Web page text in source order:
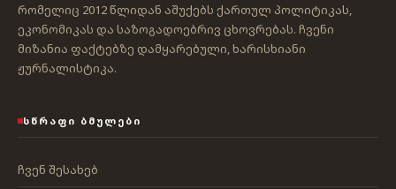
რომელიც 2012 წლიდან აშუქებს ქართულ პოლიტიკას,
ეკონომიკას და საზოგადოებრივ ცხოვრებას. ჩვენი
მიზანია ფაქტებზე დამყარებული, ხარისხიანი
ჟურნალისტიკა.
ᲡᲬᲠᲐᲤᲘ ᲑᲛᲣᲚᲔᲑᲘ
ჩვენ შესახებ